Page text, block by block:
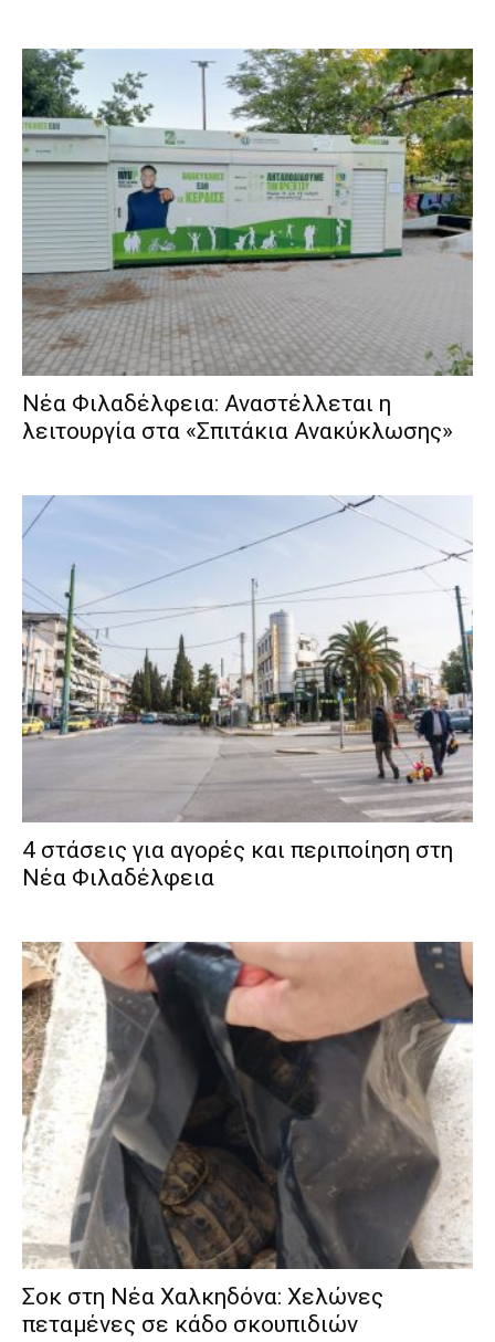
Νέα Φιλαδέλφεια: Αναστέλλεται η
λειτουργία στα «Σπιτάκια Ανακύκλωσης»
4 στάσεις για αγορές και περιποίηση στη
Νέα Φιλαδέλφεια
Σοκ στη Νέα Χαλκηδόνα: Χελώνες
πεταμένες σε κάδο σκουπιδιών